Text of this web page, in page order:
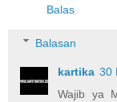
Balas
Balasan
kartika 30
Wajib ya